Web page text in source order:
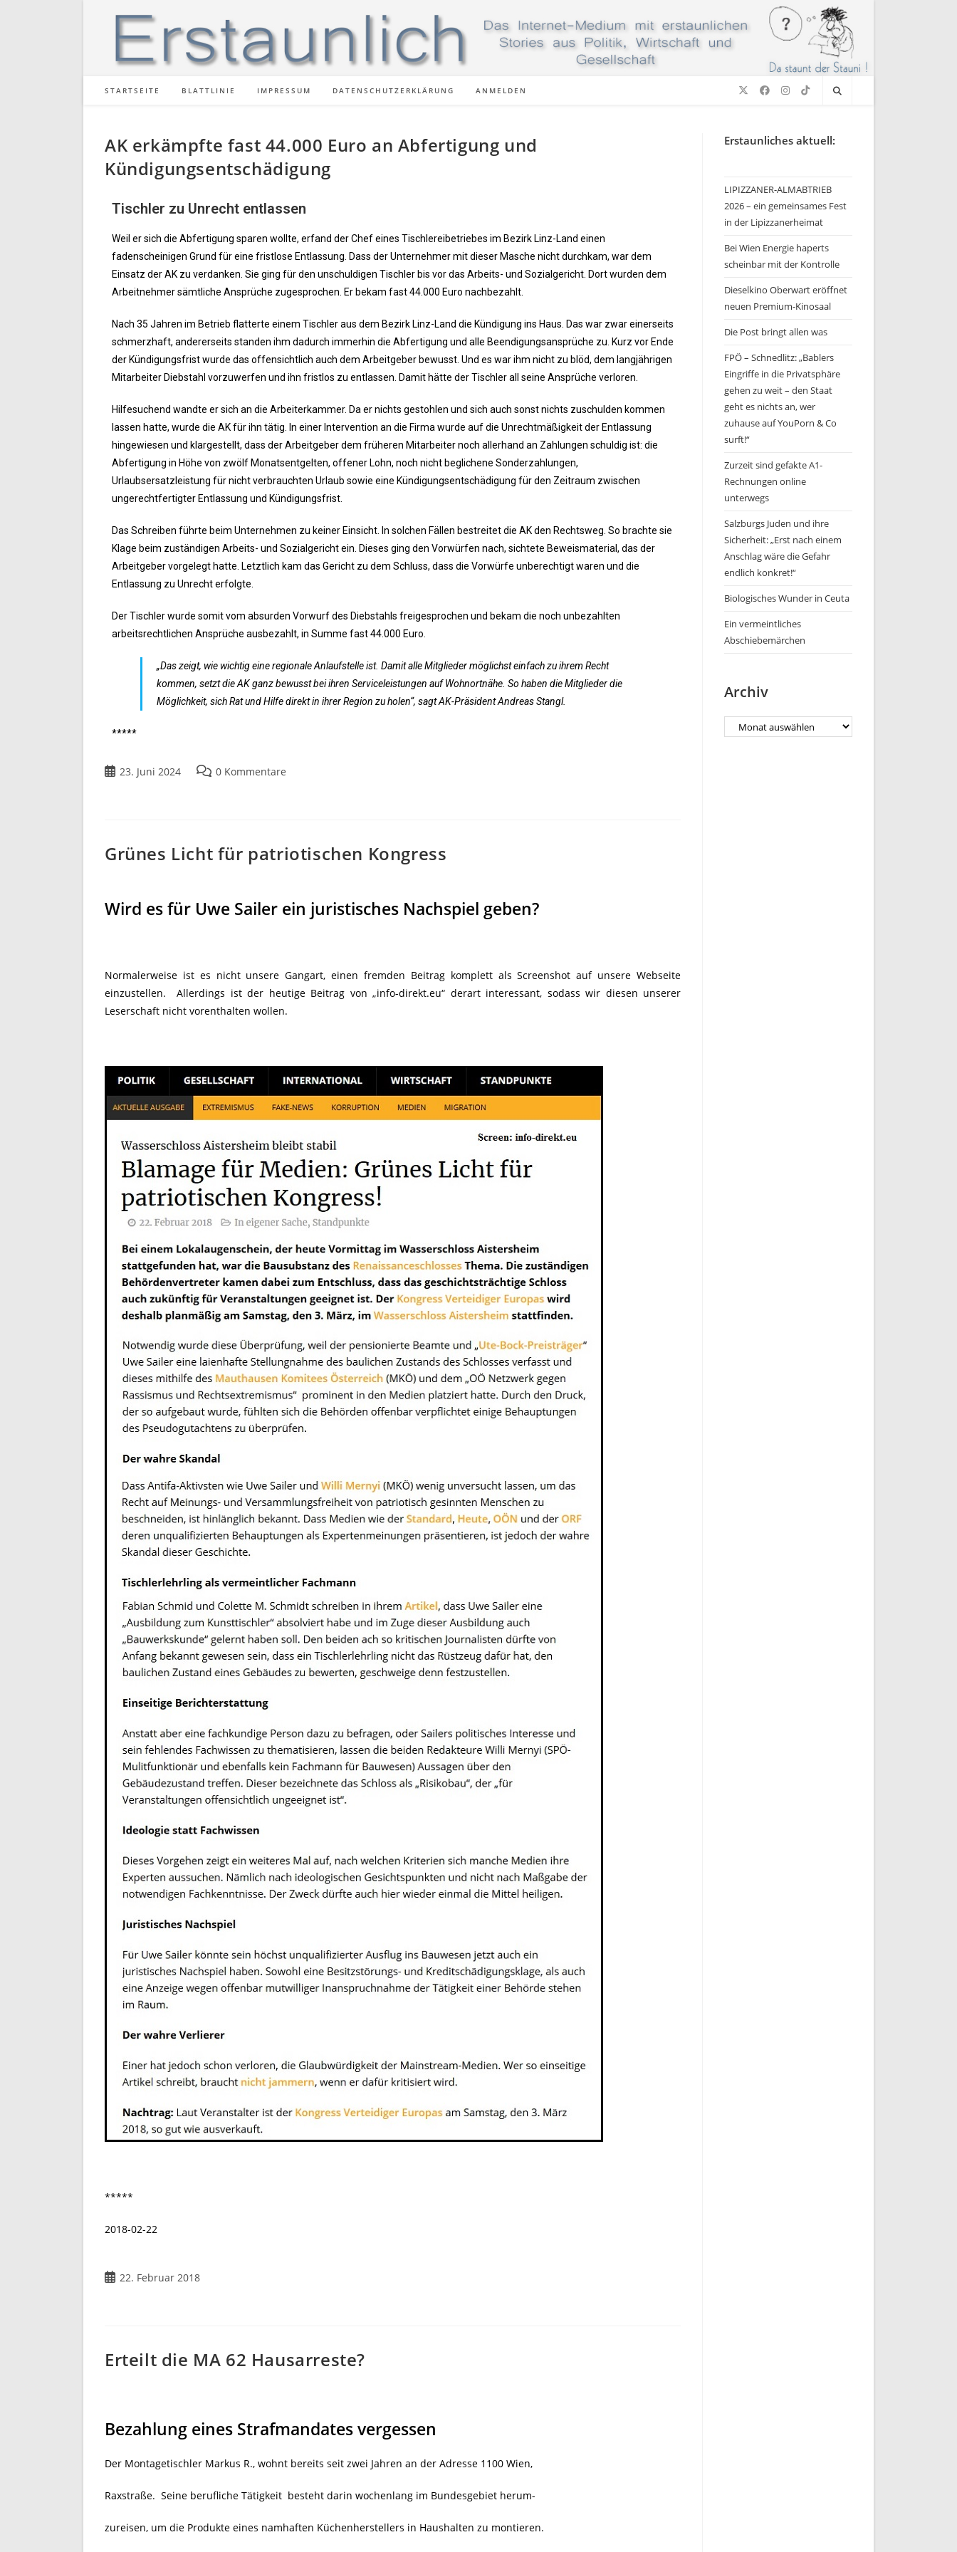
STARTSEITE BLATTLINIE IMPRESSUM DATENSCHUTZERKLÄRUNG ANMELDEN
AK erkämpfte fast 44.000 Euro an Abfertigung und
Kündigungsentschädigung
Tischler zu Unrecht entlassen
Weil er sich die Abfertigung sparen wollte, erfand der Chef eines Tischlereibetriebes im Bezirk Linz-Land einen
fadenscheinigen Grund für eine fristlose Entlassung. Dass der Unternehmer mit dieser Masche nicht durchkam, war dem
Einsatz der AK zu verdanken. Sie ging für den unschuldigen Tischler bis vor das Arbeits- und Sozialgericht. Dort wurden dem
Arbeitnehmer sämtliche Ansprüche zugesprochen. Er bekam fast 44.000 Euro nachbezahlt.
Nach 35 Jahren im Betrieb flatterte einem Tischler aus dem Bezirk Linz-Land die Kündigung ins Haus. Das war zwar einerseits
schmerzhaft, andererseits standen ihm dadurch immerhin die Abfertigung und alle Beendigungsansprüche zu. Kurz vor Ende
der Kündigungsfrist wurde das offensichtlich auch dem Arbeitgeber bewusst. Und es war ihm nicht zu blöd, dem langjährigen
Mitarbeiter Diebstahl vorzuwerfen und ihn fristlos zu entlassen. Damit hätte der Tischler all seine Ansprüche verloren.
Hilfesuchend wandte er sich an die Arbeiterkammer. Da er nichts gestohlen und sich auch sonst nichts zuschulden kommen
lassen hatte, wurde die AK für ihn tätig. In einer Intervention an die Firma wurde auf die Unrechtmäßigkeit der Entlassung
hingewiesen und klargestellt, dass der Arbeitgeber dem früheren Mitarbeiter noch allerhand an Zahlungen schuldig ist: die
Abfertigung in Höhe von zwölf Monatsentgelten, offener Lohn, noch nicht beglichene Sonderzahlungen,
Urlaubsersatzleistung für nicht verbrauchten Urlaub sowie eine Kündigungsentschädigung für den Zeitraum zwischen
ungerechtfertigter Entlassung und Kündigungsfrist.
Das Schreiben führte beim Unternehmen zu keiner Einsicht. In solchen Fällen bestreitet die AK den Rechtsweg. So brachte sie
Klage beim zuständigen Arbeits- und Sozialgericht ein. Dieses ging den Vorwürfen nach, sichtete Beweismaterial, das der
Arbeitgeber vorgelegt hatte. Letztlich kam das Gericht zu dem Schluss, dass die Vorwürfe unberechtigt waren und die
Entlassung zu Unrecht erfolgte.
Der Tischler wurde somit vom absurden Vorwurf des Diebstahls freigesprochen und bekam die noch unbezahlten
arbeitsrechtlichen Ansprüche ausbezahlt, in Summe fast 44.000 Euro.
„Das zeigt, wie wichtig eine regionale Anlaufstelle ist. Damit alle Mitglieder möglichst einfach zu ihrem Recht
kommen, setzt die AK ganz bewusst bei ihren Serviceleistungen auf Wohnortnähe. So haben die Mitglieder die
Möglichkeit, sich Rat und Hilfe direkt in ihrer Region zu holen“, sagt AK-Präsident Andreas Stangl.
*****
23. Juni 2024 0 Kommentare
Grünes Licht für patriotischen Kongress
Wird es für Uwe Sailer ein juristisches Nachspiel geben?
Normalerweise ist es nicht unsere Gangart, einen fremden Beitrag komplett als Screenshot auf unsere Webseite
einzustellen. Allerdings ist der heutige Beitrag von „info-direkt.eu“ derart interessant, sodass wir diesen unserer
Leserschaft nicht vorenthalten wollen.
*****
2018-02-22
22. Februar 2018
Erteilt die MA 62 Hausarreste?
Bezahlung eines Strafmandates vergessen
Der Montagetischler Markus R., wohnt bereits seit zwei Jahren an der Adresse 1100 Wien,
Raxstraße. Seine berufliche Tätigkeit besteht darin wochenlang im Bundesgebiet herum-
zureisen, um die Produkte eines namhaften Küchenherstellers in Haushalten zu montieren.
Erstaunliches aktuell:
LIPIZZANER-ALMABTRIEB
2026 – ein gemeinsames Fest
in der Lipizzanerheimat
Bei Wien Energie haperts
scheinbar mit der Kontrolle
Dieselkino Oberwart eröffnet
neuen Premium-Kinosaal
Die Post bringt allen was
FPÖ – Schnedlitz: „Bablers
Eingriffe in die Privatsphäre
gehen zu weit – den Staat
geht es nichts an, wer
zuhause auf YouPorn & Co
surft!“
Zurzeit sind gefakte A1-
Rechnungen online
unterwegs
Salzburgs Juden und ihre
Sicherheit: „Erst nach einem
Anschlag wäre die Gefahr
endlich konkret!“
Biologisches Wunder in Ceuta
Ein vermeintliches
Abschiebemärchen
Archiv